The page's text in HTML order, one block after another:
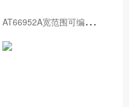
A
T66952A宽范围可编程直流电源